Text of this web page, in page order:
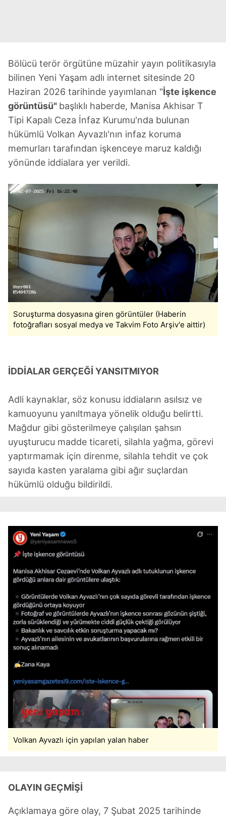
Bölücü terör örgütüne müzahir yayın politikasıyla
bilinen Yeni Yaşam adlı internet sitesinde 20
Haziran 2026 tarihinde yayımlanan "İşte işkence
görüntüsü" başlıklı haberde, Manisa Akhisar T
Tipi Kapalı Ceza İnfaz Kurumu'nda bulunan
hükümlü Volkan Ayvazlı'nın infaz koruma
memurları tarafından işkenceye maruz kaldığı
yönünde iddialara yer verildi.
Soruşturma dosyasına giren görüntüler (Haberin
fotoğrafları sosyal medya ve Takvim Foto Arşiv'e aittir)
İDDİALAR GERÇEĞİ YANSITMIYOR
Adli kaynaklar, söz konusu iddiaların asılsız ve
kamuoyunu yanıltmaya yönelik olduğu belirtti.
Mağdur gibi gösterilmeye çalışılan şahsın
uyuşturucu madde ticareti, silahla yağma, görevi
yaptırmamak için direnme, silahla tehdit ve çok
sayıda kasten yaralama gibi ağır suçlardan
hükümlü olduğu bildirildi.
Volkan Ayvazlı için yapılan yalan haber
OLAYIN GEÇMİŞİ
Açıklamaya göre olay, 7 Şubat 2025 tarihinde